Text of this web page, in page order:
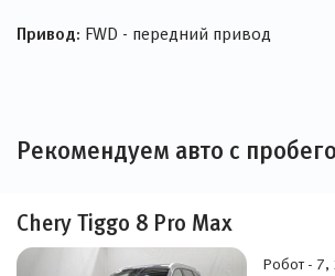
Привод: FWD - передний привод
Рекомендуем авто с
Chery Tiggo 8 Pro Max
Робот - 7,